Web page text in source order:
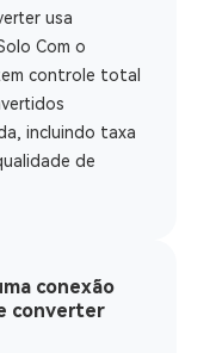
usa
Com o
controle total
incluindo taxa
de
conexão
converter